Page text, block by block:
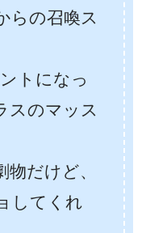
らの召喚ス
トになっ
スのマッス
だけど、
してくれ